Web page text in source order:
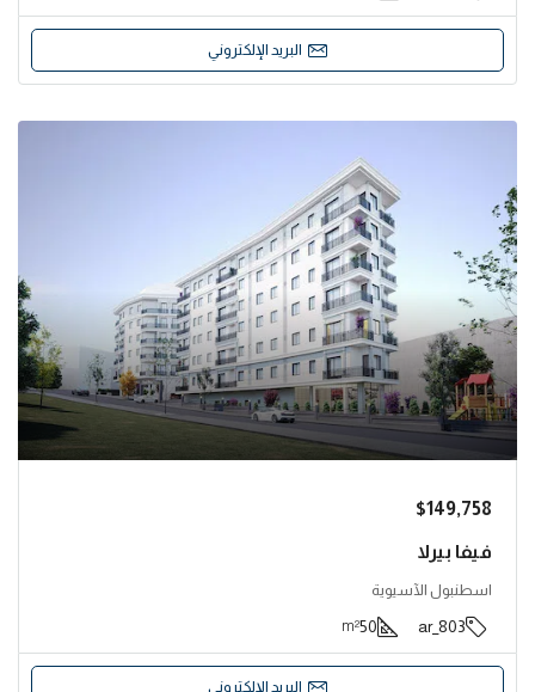
البريد الإلكتروني
$149,758
فيفا بيرلا
اسطنبول الآسيوية
803_ar
50
m²
البريد الإلكتروني